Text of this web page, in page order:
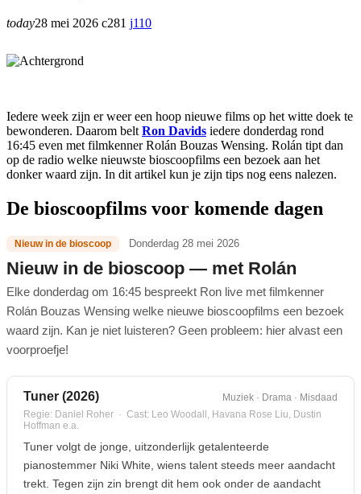
today28 mei 2026 281 110
Iedere week zijn er weer een hoop nieuwe films op het witte doek te
bewonderen. Daarom beltRon Davids iedere donderdag rond
16:45 even met filmkenner Rolán Bouzas Wensing. Rolán tipt dan
op de radio welke nieuwste bioscoopfilms een bezoek aan het
donker waard zijn. In dit artikel kun je zijn tips nog eens nalezen.
De bioscoopfilms voor komende dagen
Nieuw in de bioscoop Donderdag 28 mei 2026
Nieuw in de bioscoop — met Rolán
Elke donderdag om 16:45 bespreekt Ron live met filmkenner
Rolán Bouzas Wensing welke nieuwe bioscoopfilms een bezoek
waard zijn. Kan je niet luisteren? Geen probleem: hier alvast een
voorproefje!
Tuner (2026)
Muziek · Drama · Misdaad
Regie: Daniel Roher · Cast: Leo Woodall, Havana Rose Liu, Dustin
Hoffman e.a.
Tuner volgt de jonge, uitzonderlijk getalenteerde
pianostemmer Niki White, wiens talent steeds meer aandacht
trekt. Tegen zijn zin brengt dit hem ook onder de aandacht